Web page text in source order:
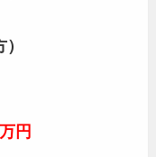
円